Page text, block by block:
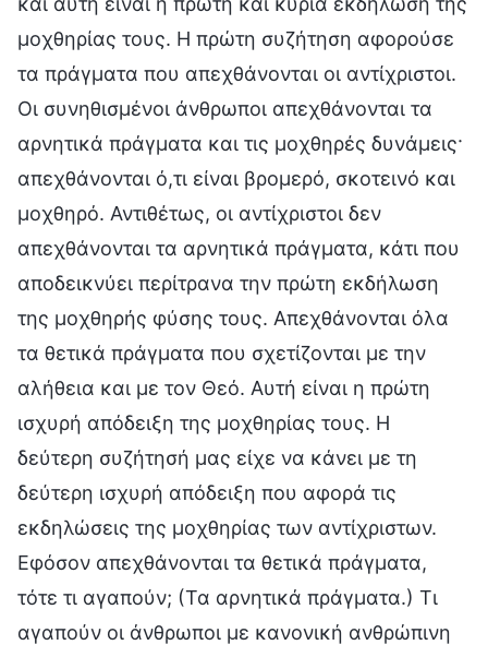
μοχθηρίας τους. Η πρώτη συζήτηση αφορούσε
τα πράγματα που απεχθάνονται οι αντίχριστοι.
Οι συνηθισμένοι άνθρωποι απεχθάνονται τα
αρνητικά πράγματα και τις μοχθηρές δυνάμεις·
απεχθάνονται ό,τι είναι βρομερό, σκοτεινό και
μοχθηρό. Αντιθέτως, οι αντίχριστοι δεν
απεχθάνονται τα αρνητικά πράγματα, κάτι που
αποδεικνύει περίτρανα την πρώτη εκδήλωση
της μοχθηρής φύσης τους. Απεχθάνονται όλα
τα θετικά πράγματα που σχετίζονται με την
αλήθεια και με τον Θεό. Αυτή είναι η πρώτη
ισχυρή απόδειξη της μοχθηρίας τους. Η
δεύτερη συζήτησή μας είχε να κάνει με τη
δεύτερη ισχυρή απόδειξη που αφορά τις
εκδηλώσεις της μοχθηρίας των αντίχριστων.
Εφόσον απεχθάνονται τα θετικά πράγματα,
τότε τι αγαπούν; (Τα αρνητικά πράγματα.) Τι
αγαπούν οι άνθρωποι με κανονική ανθρώπινη